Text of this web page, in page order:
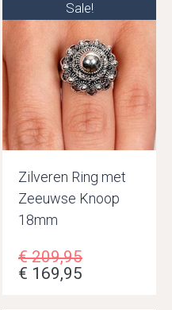
Sale!
Zilveren Ring met
Zeeuwse Knoop
18mm
€209,95
€ 169,95